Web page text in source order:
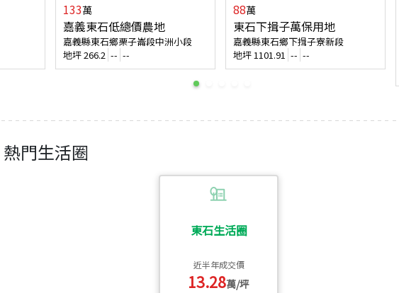
133萬
嘉義東石低總價農地
嘉義縣東石鄉栗子崙段中洲小段
地坪266.2 -- --
88萬
東石下揖子萬保用地
嘉義縣東石鄉下揖子寮新段
地坪 1101.91 -- --
熱門生活圈
東石生活圈
近半年成交價
13.28萬/坪